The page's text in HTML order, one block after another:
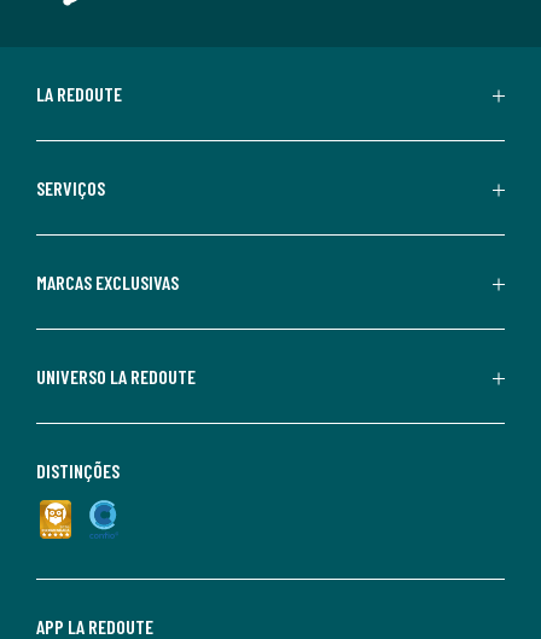
LA REDOUTE
SERVIÇOS
MARCAS EXCLUSIVAS
UNIVERSO LA REDOUTE
APP LA REDOUTE
DISTINÇÕES